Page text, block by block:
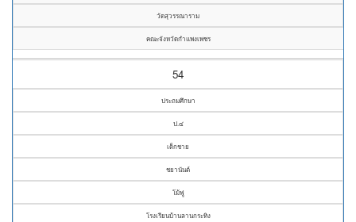
วัดสุวรรณาราม
คณะจังหวัดกำแพงเพชร
54
ประถมศึกษา
ป.๔
เด็กชาย
ชยานันต์
โม้ฟู
โรงเรียนบ้านลานกระทิง